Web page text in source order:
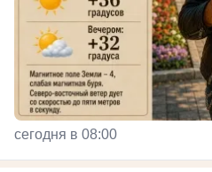
сегодня в 08:00